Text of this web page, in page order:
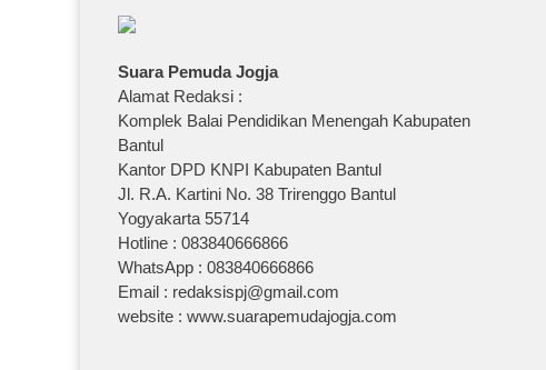
Suara Pemuda Jogja
Alamat Redaksi :
Komplek Balai Pendidikan Menengah Kabupaten
Bantul
Kantor DPD KNPI Kabupaten Bantul
Jl. R.A. Kartini No. 38 Trirenggo Bantul
Yogyakarta 55714
Hotline : 083840666866
WhatsApp : 083840666866
Email : redaksispj@gmail.com
website : www.suarapemudajogja.com